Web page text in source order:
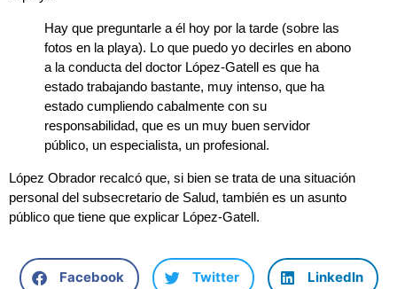
Hay que preguntarle a él hoy por la tarde (sobre las
fotos en la playa). Lo que puedo yo decirles en abono
a la conducta del doctor López-Gatell es que ha
estado trabajando bastante, muy intenso, que ha
estado cumpliendo cabalmente con su
responsabilidad, que es un muy buen servidor
público, un especialista, un profesional.
López Obrador recalcó que, si bien se trata de una situación
personal del subsecretario de Salud, también es un asunto
público que tiene que explicar López-Gatell.
Facebook Twitter LinkedIn